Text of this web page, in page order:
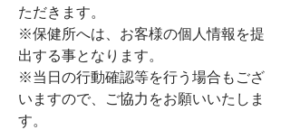
ただきます。
※保健所へは、お客様の個人情報を提
出する事となります。
※当日の行動確認等を行う場合もござ
いますので、ご協力をお願いいたしま
す。